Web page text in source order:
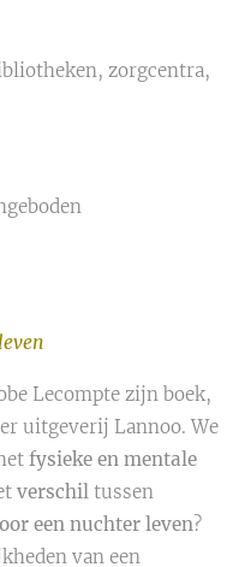
zorgcentra,
Lecompte zijn boek,
uitgeverij Lannoo. We
fysieke en mentale
verschil tussen
een nuchter leven?
van een